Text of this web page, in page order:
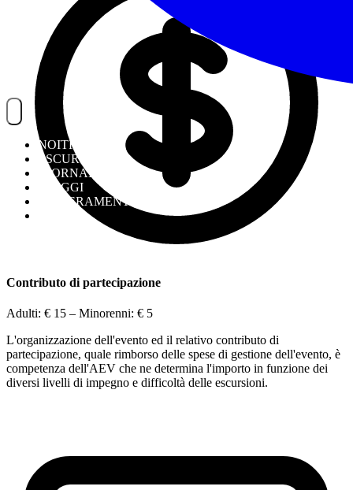
NOITREK
ESCURSIONI
GIORNALIERI
VIAGGI
TESSERAMENTO
Contributo di partecipazione
Adulti: € 15 – Minorenni: € 5
L'organizzazione dell'evento ed il relativo contributo di
partecipazione, quale rimborso delle spese di gestione dell'evento, è
competenza dell'AEV che ne determina l'importo in funzione dei
diversi livelli di impegno e difficoltà delle escursioni.